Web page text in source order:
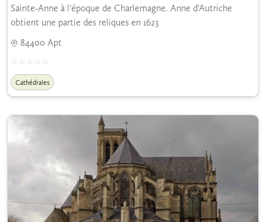
Sainte-Anne à l'époque de Charlemagne. Anne d'Autriche
obtient une partie des reliques en 1623
84400 Apt
Cathédrales